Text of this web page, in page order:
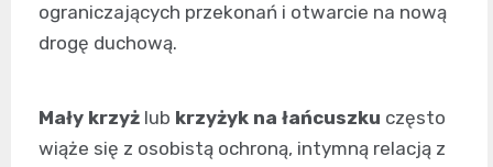
ograniczających przekonań i otwarcie na nową
drogę duchową.
Mały krzyż lub krzyżyk na łańcuszku często
wiąże się z osobistą ochroną, intymną relacją z